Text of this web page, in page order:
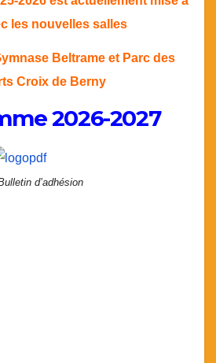
les nouvelles salles
Beltrame et Parc des
Croix de Berny
2026-2027
d’adhésion